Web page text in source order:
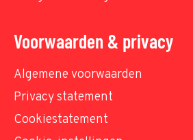
Voorwaarden & privacy
Algemene voorwaarden
Privacy statement
Cookiestatement